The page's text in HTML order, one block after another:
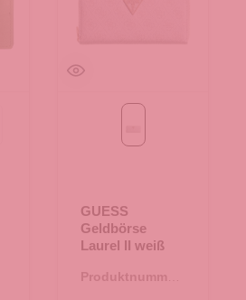
GUESS
Geldbörse
Laurel II weiß
Produktnummer: